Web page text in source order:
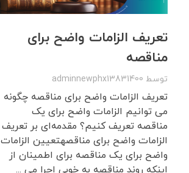
تعریف الزامات واضح برای
مناقصه
توسط adminnewphx13831400
تعریف الزامات واضح برای مناقصه چگونه
می توانیم الزامات واضح برای یک
مناقصه تعریف کنیم؟ مقدمه‌ای بر تعریف
الزامات واضح برای مناقصهتعیین الزامات
واضح برای یک مناقصه برای اطمینان از
اینکه روند مناقصه به خوبی اجرا می ...